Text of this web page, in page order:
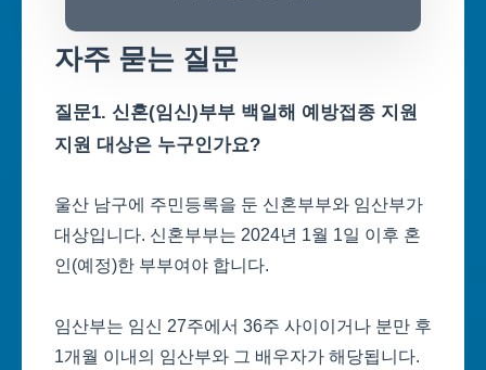
자주 묻는 질문
질문1. 신혼(임신)부부 백일해 예방접종 지원
지원 대상은 누구인가요?
울산 남구에 주민등록을 둔 신혼부부와 임산부가
대상입니다. 신혼부부는 2024년 1월 1일 이후 혼
인(예정)한 부부여야 합니다.
임산부는 임신 27주에서 36주 사이이거나 분만 후
1개월 이내의 임산부와 그 배우자가 해당됩니다.